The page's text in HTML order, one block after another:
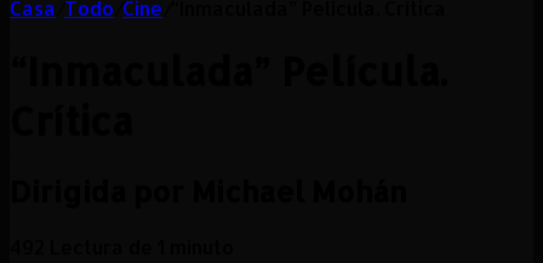
Casa Todo Cine